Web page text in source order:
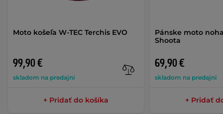
Moto košeľa W-TEC Terchis EVO
99,90 €
skladom na predajni
+ Pridať do košíka
Pánske moto
Shoota
69,90 €
skladom na predajni
+ Pridať